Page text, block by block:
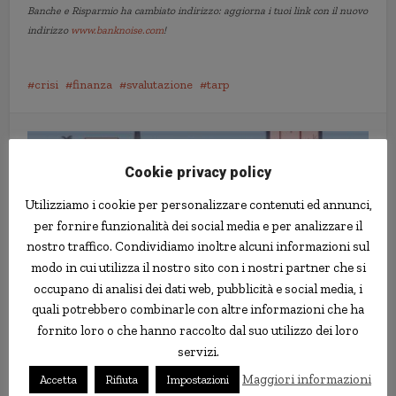
Banche e Risparmio ha cambiato indirizzo: aggiorna i tuoi link con il nuovo
indirizzo www.banknoise.com!
crisi finanza svalutazione tarp
Ma in Italia aumentano i prestiti e
diminuiscono le insolvenze
Cookie privacy policy
Utilizziamo i cookie per personalizzare contenuti ed annunci,
per fornire funzionalità dei social media e per analizzare il
nostro traffico. Condividiamo inoltre alcuni informazioni sul
modo in cui utilizza il nostro sito con i nostri partner che si
occupano di analisi dei dati web, pubblicità e social media, i
quali potrebbero combinarle con altre informazioni che ha
fornito loro o che hanno raccolto dal suo utilizzo dei loro
servizi.
Accetta Rifiuta Impostazioni Maggiori informazioni